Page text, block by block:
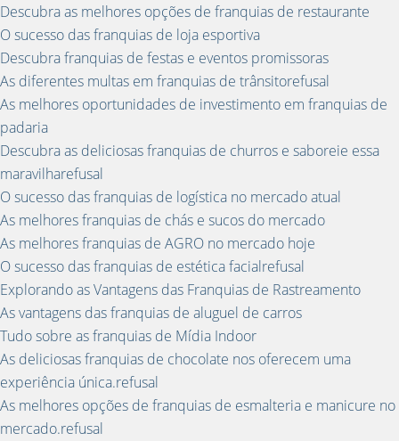
Descubra as melhores opções de franquias de restaurante
O sucesso das franquias de loja esportiva
Descubra franquias de festas e eventos promissoras
As diferentes multas em franquias de trânsitorefusal
As melhores oportunidades de investimento em franquias de
padaria
Descubra as deliciosas franquias de churros e saboreie essa
maravilharefusal
O sucesso das franquias de logística no mercado atual
As melhores franquias de chás e sucos do mercado
As melhores franquias de AGRO no mercado hoje
O sucesso das franquias de estética facialrefusal
Explorando as Vantagens das Franquias de Rastreamento
As vantagens das franquias de aluguel de carros
Tudo sobre as franquias de Mídia Indoor
As deliciosas franquias de chocolate nos oferecem uma
experiência única.refusal
As melhores opções de franquias de esmalteria e manicure no
mercado.refusal